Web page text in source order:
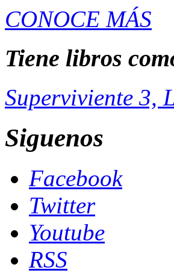
CONOCE MÁS
Tiene libros
Superviviente 3,
Siguenos
Facebook
Twitter
Youtube
RSS